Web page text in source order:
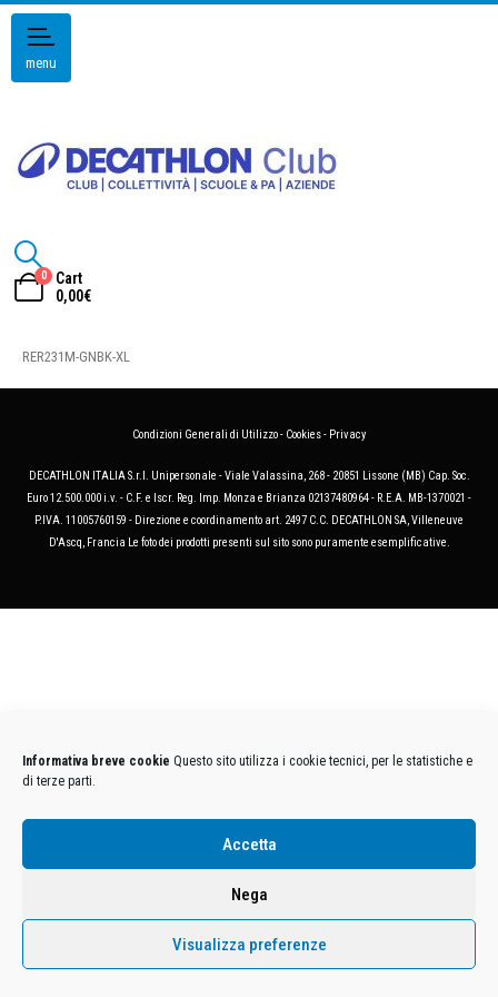
Informativa breve cookie Questo sito utilizza i cookie tecnici, per le statistiche e
di terze parti.
Accetta
Nega
Visualizza preferenze
menu
0
Cart
0,00€
RER231M-GNBK-XL
Condizioni Generali di Utilizzo- Cookies- Privacy
DECATHLON ITALIA S.r.l. Unipersonale - Viale Valassina, 268 - 20851 Lissone (MB) Cap. Soc.
Euro 12.500.000 i.v. - C.F. e Iscr. Reg. Imp. Monza e Brianza 02137480964 - R.E.A. MB-1370021 -
P.IVA. 11005760159 - Direzione e coordinamento art. 2497 C.C. DECATHLON SA, Villeneuve
D'Ascq, Francia Le foto dei prodotti presenti sul sito sono puramente esemplificative.